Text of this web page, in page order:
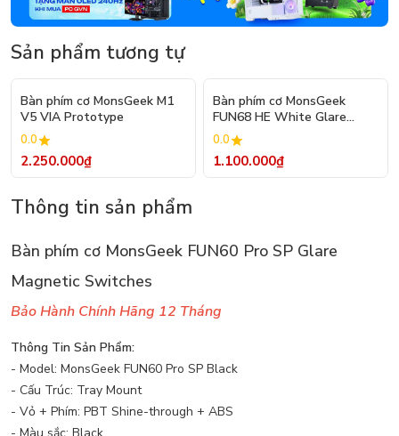
Sản phẩm tương tự
Bàn phím cơ MonsGeek M1
V5 VIA Prototype
0.0
2.250.000₫
Bàn phím cơ MonsGeek
FUN68 HE White Glare
Magnetic switch
0.0
1.100.000₫
Thông tin sản phẩm
Bàn phím cơ MonsGeek FUN60 Pro SP Glare
Magnetic Switches
Bảo Hành Chính Hãng 12 Tháng
Thông Tin Sản Phẩm:
- Model: MonsGeek FUN60 Pro SP Black
- Cấu Trúc: Tray Mount
- Vỏ + Phím: PBT Shine-through + ABS